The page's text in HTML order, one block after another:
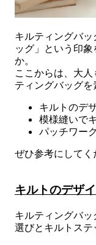
キルティングバ
ッグ」という印
か。
ここからは、大
ティングバッグを
キルトのデ
模様縫いで
パッチワー
ぜひ参考にしてく
キルトのデザ
キルティングバ
選びとキルトステ